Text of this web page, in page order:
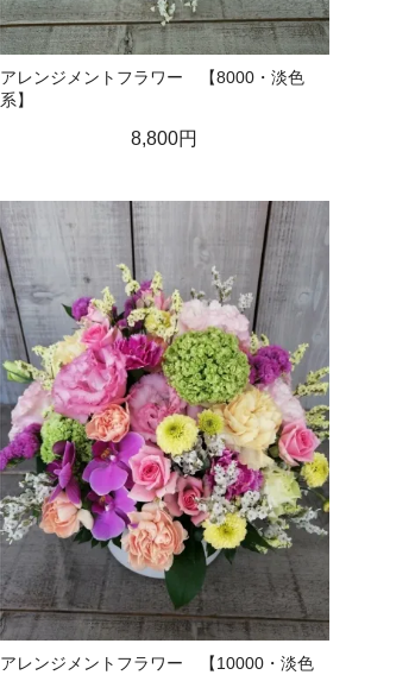
アレンジメントフラワー 【8000・淡色
系】
8,800円
アレンジメントフラワー 【10000・淡色